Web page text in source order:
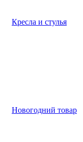
Кресла и стулья
Новогодний товар